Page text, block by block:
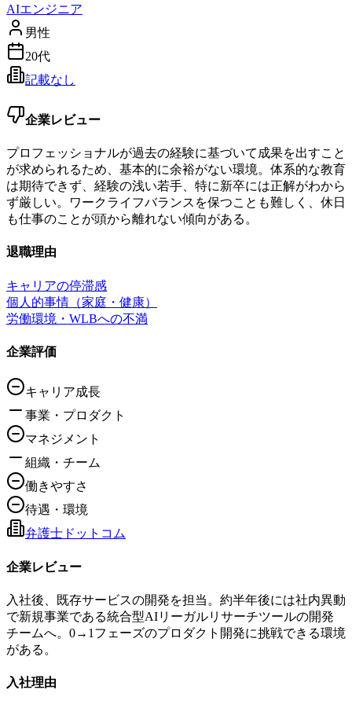
AIエンジニア
男性
20代
記載なし
企業レビュー
プロフェッショナルが過去の経験に基づいて成果を出すこと
が求められるため、基本的に余裕がない環境。体系的な教育
は期待できず、経験の浅い若手、特に新卒には正解がわから
ず厳しい。ワークライフバランスを保つことも難しく、休日
も仕事のことが頭から離れない傾向がある。
退職理由
キャリアの停滞感
個人的事情（家庭・健康）
労働環境・WLBへの不満
企業評価
キャリア成長
事業・プロダクト
マネジメント
組織・チーム
働きやすさ
待遇・環境
弁護士ドットコム
企業レビュー
入社後、既存サービスの開発を担当。約半年後には社内異動
で新規事業である統合型AIリーガルリサーチツールの開発
チームへ。0→1フェーズのプロダクト開発に挑戦できる環境
がある。
入社理由